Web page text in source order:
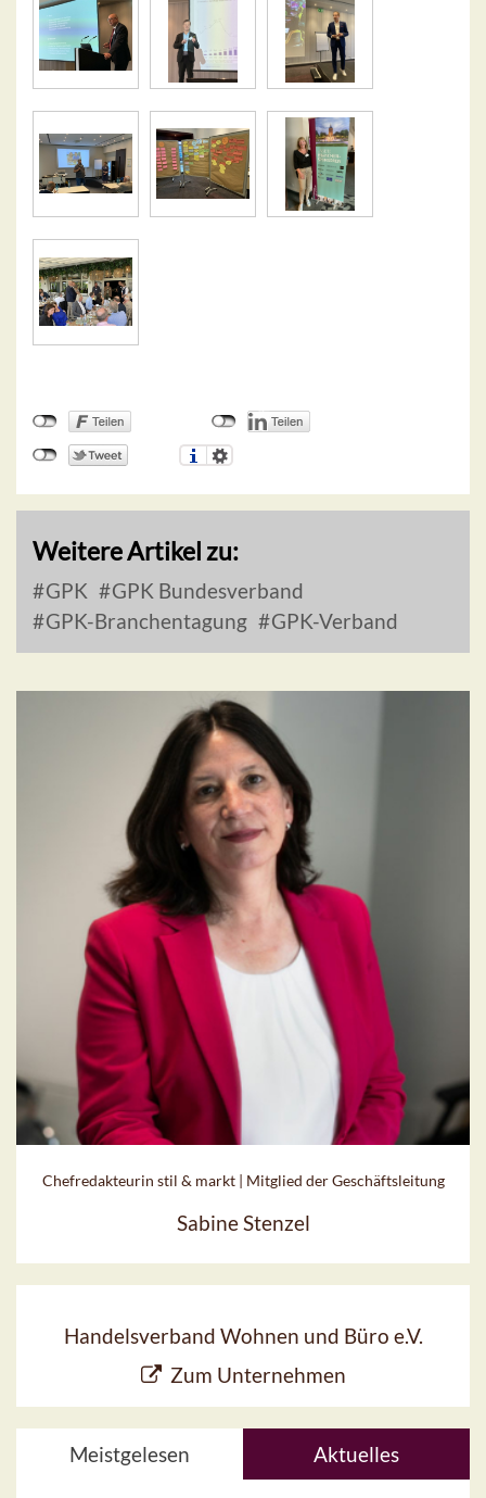
Weitere Artikel zu:
GPK
GPK Bundesverband
GPK-Branchentagung
GPK-Verband
Chefredakteurin stil & markt | Mitglied der Geschäftsleitung
Sabine Stenzel
Handelsverband Wohnen und Büro e.V.
Zum Unternehmen
Meistgelesen Aktuelles